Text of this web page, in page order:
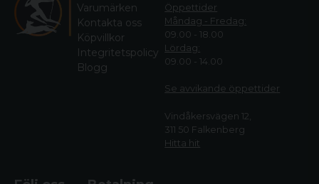
Varumärken
Kontakta oss
Köpvillkor
Integritetspolicy
Blogg
Öppettider
Måndag - Fredag:
09.00 - 18.00
Lördag:
09.00 - 14.00
Se avvikande öppettider
Vindåkersvägen 12,
311 50 Falkenberg
Hitta hit